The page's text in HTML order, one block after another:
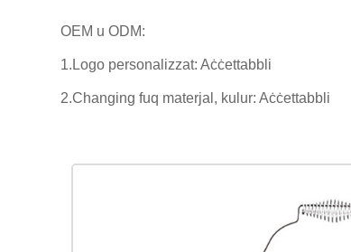
OEM u ODM:
1.Logo personalizzat: Aċċettabbli
2.Changing fuq materjal, kulur: Aċċettabbli